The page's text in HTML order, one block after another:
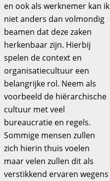
en ook als werknemer kan ik
niet anders dan volmondig
beamen dat deze zaken
herkenbaar zijn. Hierbij
spelen de context en
organisatiecultuur een
belangrijke rol. Neem als
voorbeeld de hiërarchische
cultuur met veel
bureaucratie en regels.
Sommige mensen zullen
zich hierin thuis voelen
maar velen zullen dit als
verstikkend ervaren wegens